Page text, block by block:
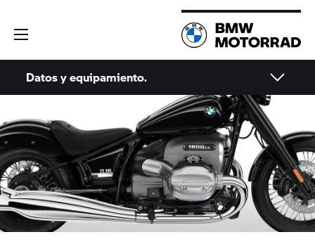
Datos y equipamiento.